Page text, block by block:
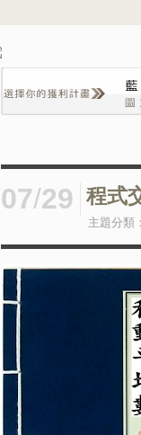
07/29 程式
主題分類